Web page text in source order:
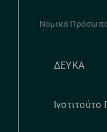
Νομικά
ΔΕΥΚΑ